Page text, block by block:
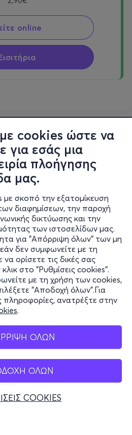
cookies ώστε να
για εσάς μια
πλοήγησης
μας.
σκοπό την εξατομίκευση
διαφημίσεων, την παροχή
δικτύωσης και την
των ιστοσελίδων μας.
για "Απόρριψη όλων" των μη
δεν συμφωνείτε με τη
ορίσετε τις δικές σας
στο "Ρυθμίσεις cookies".
με τη χρήση των cookies,
"Αποδοχή όλων".Για
πληροφορίες, ανατρέξτε στην
.
ΟΛΩΝ
ΟΛΩΝ
COOKIES
online